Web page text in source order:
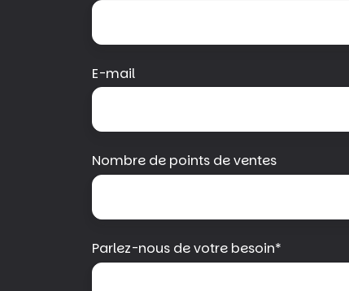
E-mail
Nombre de points de ventes
Parlez-nous de votre besoin*